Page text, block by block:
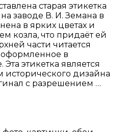
старая этикетка
заводе В. И. Земана в
в ярких цветах и
козла, что придаёт ей
части читается
в
этикетка является
дизайна
с разрешением …